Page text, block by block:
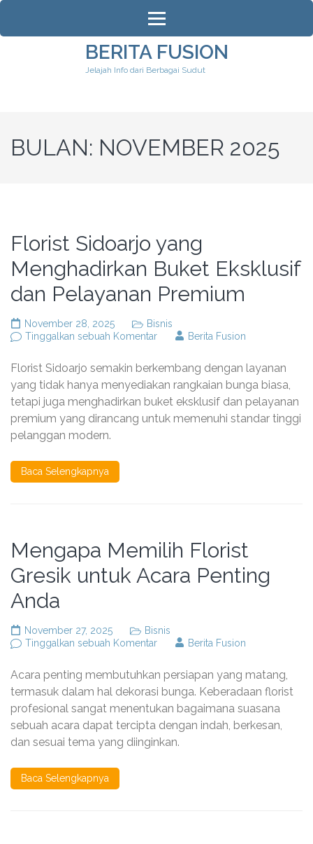
Lompat
konten
BERITA FUSION
Jelajah Info dari Berbagai Sudut
BULAN: NOVEMBER 2025
Florist Sidoarjo yang
Menghadirkan Buket Eksklusif
dan Pelayanan Premium
November 28, 2025
Bisnis
Tinggalkan sebuah Komentarpada
yang
Menghadirkan
Buket
Eksklusif
dan
Berita Fusion
Florist Sidoarjo semakin berkembang dengan layanan
yang tidak hanya menyediakan rangkaian bunga biasa,
tetapi juga menghadirkan buket eksklusif dan pelayanan
premium yang dirancang untuk memenuhi standar tinggi
pelanggan modern.
Baca Selengkapnya
Mengapa Memilih Florist
Gresik untuk Acara Penting
Anda
November 27, 2025
Bisnis
Tinggalkan sebuah Komentarpada
Florist
Gresik
untuk
Acara
Penting
Anda
Berita Fusion
Acara penting membutuhkan persiapan yang matang,
termasuk dalam hal dekorasi bunga. Keberadaan florist
profesional sangat menentukan bagaimana suasana
sebuah acara dapat tercipta dengan indah, berkesan,
dan sesuai tema yang diinginkan.
Baca Selengkapnya